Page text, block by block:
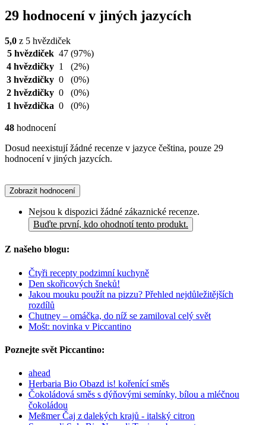
29 hodnocení v jiných jazycích
5,0 z 5 hvězdiček
5 hvězdiček 47 (97%)
4 hvězdičky 1
(2%)
3 hvězdičky 0
(0%)
2 hvězdičky 0
(0%)
1 hvězdička 0 (0%)
48 hodnocení
Dosud neexistují žádné recenze v jazyce čeština, pouze 29
hodnocení v jiných jazycích.
Zobrazit hodnocení
Nejsou k dispozici žádné zákaznické recenze.
Buďte první, kdo ohodnotí tento produkt.
Z našeho blogu:
Čtyři recepty podzimní kuchyně
Den skořicových šneků!
Jakou mouku použít na pizzu? Přehled nejdůležitějších
rozdílů
Chutney – omáčka, do níž se zamiloval celý svět
Mošt: novinka v Piccantino
Poznejte svět Piccantino:
ahead
Herbaria Bio Obazd is! kořenící směs
Čokoládová směs s dýňovými semínky, bílou a mléčnou
čokoládou
Meßmer Čaj z dalekých krajů - italský citron